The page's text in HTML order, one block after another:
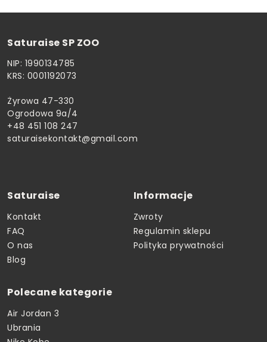
Saturaise SP ZOO
NIP: 1990134785
KRS: 0001192073
Żyrowa 47-330
Ogrodowa 9a/4
+48 451 108 247
saturaisekontakt@gmail.com
Saturaise
Kontakt
FAQ
O nas
Blog
Informacje
Zwroty
Regulamin sklepu
Polityka prywatności
Polecane kategorie
Air Jordan 3
Ubrania